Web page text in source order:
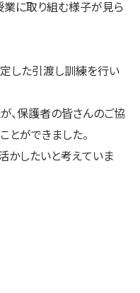
業に取り組む様子が見ら
した引渡し訓練を行い
、保護者の皆さんのご協
ができました。
かしたいと考えていま